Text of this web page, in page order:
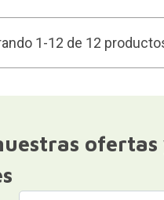
1-12 de 12
ofertas